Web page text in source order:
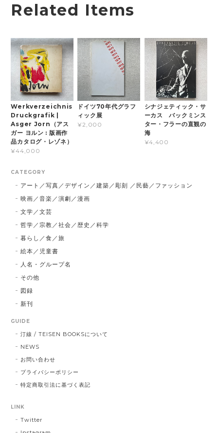
Related Items
Werkverzeichnis
Druckgrafik |
Asger Jorn（アス
ガー ヨルン : 版画作
品カタログ・レゾネ）
¥44,000
ドイツ70年代グラフ
ィック展
¥2,000
シナジェティック・サ
ーカス バックミンス
ター・フラーの直観の
海
¥4,400
CATEGORY
アート／写真／デザイン／建築／彫刻 ／民藝／ファッション
映画／音楽／演劇／漫画
文学／文芸
哲学／宗教／社会／歴史／科学
暮らし／食／旅
絵本／児童書
人名・グループ名
その他
図録
新刊
GUIDE
汀線 / TEISEN BOOKSについて
NEWS
お問い合わせ
プライバシーポリシー
特定商取引法に基づく表記
LINK
Twitter